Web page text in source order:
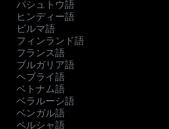
パシュトウ語
ヒンディー語
ビルマ語
フィンランド語
フランス語
ブルガリア語
ヘブライ語
ベトナム語
ベラルーシ語
ベンガル語
ペルシャ語